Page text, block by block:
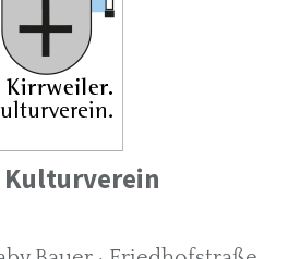
Kulturverein